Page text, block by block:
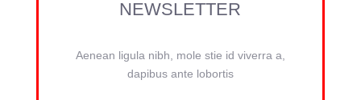
NEWSLETTER
Aenean ligula nibh, mole stie id viverra a,
dapibus ante lobortis